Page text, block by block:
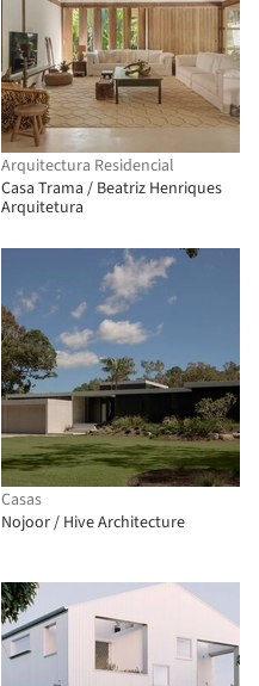
Arquitectura Residencial
Casa Trama / Beatriz Henriques
Arquitetura
Casas
Nojoor / Hive Architecture